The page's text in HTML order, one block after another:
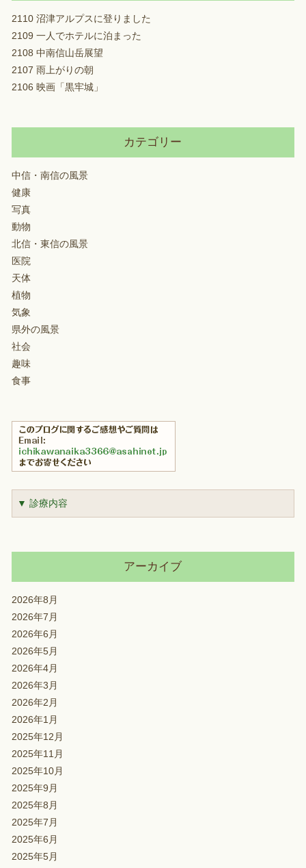
2110 沼津アルプスに登りました
2109 一人でホテルに泊まった
2108 中南信山岳展望
2107 雨上がりの朝
2106 映画「黒牢城」
カテゴリー
中信・南信の風景
健康
写真
動物
北信・東信の風景
医院
天体
植物
気象
県外の風景
社会
趣味
食事
▼ 診療内容
アーカイブ
2026年8月
2026年7月
2026年6月
2026年5月
2026年4月
2026年3月
2026年2月
2026年1月
2025年12月
2025年11月
2025年10月
2025年9月
2025年8月
2025年7月
2025年6月
2025年5月